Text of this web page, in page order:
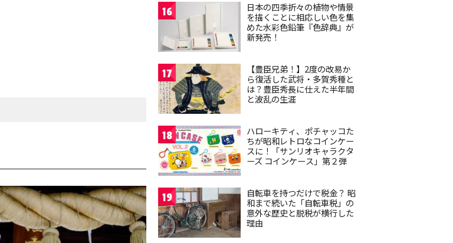
16
日本の四季折々の植物や情景
を描くことに相応しい色を集
めた水彩色鉛筆『色辞典』が
新発売！
17
【豊臣兄弟！】2度の改易か
ら復活した武将・多賀秀種と
は？豊臣秀長に仕えた半年間
と波乱の生涯
18
ハローキティ、ポチャッコた
ちが昭和レトロなコインケー
スに！「サンリオキャラクタ
ーズ コインケース」第２弾
19
自転車を持つだけで税金？ 昭
和まで続いた「自転車税」の
意外な歴史と脱税が横行した
理由